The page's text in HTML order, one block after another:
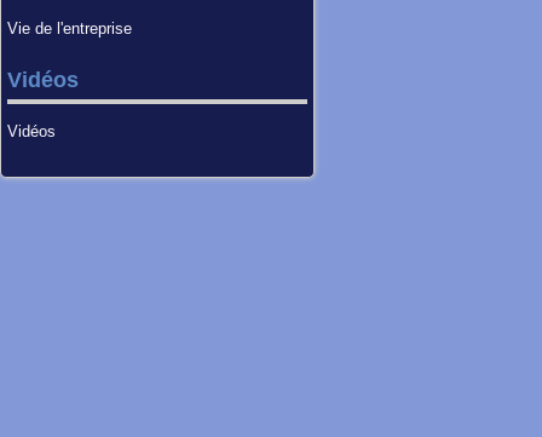
Vie de l'entreprise
Vidéos
Vidéos